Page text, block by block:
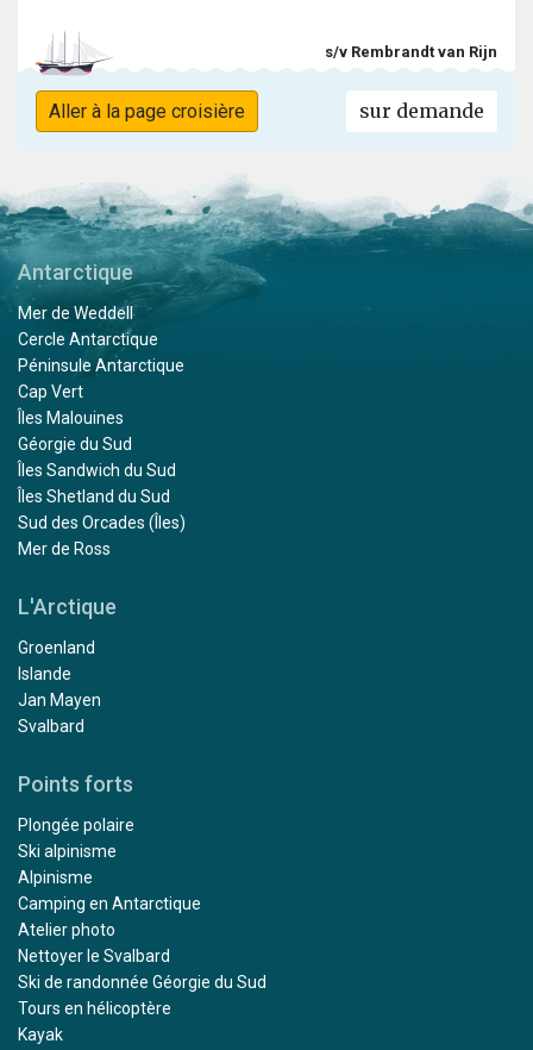
s/v Rembrandt van Rijn
Aller à la page croisière sur demande
Antarctique
Mer de Weddell
Cercle Antarctique
Péninsule Antarctique
Cap Vert
Îles Malouines
Géorgie du Sud
Îles Sandwich du Sud
Îles Shetland du Sud
Sud des Orcades (Îles)
Mer de Ross
L'Arctique
Groenland
Islande
Jan Mayen
Svalbard
Points forts
Plongée polaire
Ski alpinisme
Alpinisme
Camping en Antarctique
Atelier photo
Nettoyer le Svalbard
Ski de randonnée Géorgie du Sud
Tours en hélicoptère
Kayak